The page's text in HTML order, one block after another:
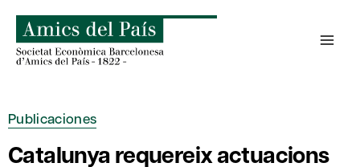
contenido
Publicaciones
Catalunya requereix actuacions